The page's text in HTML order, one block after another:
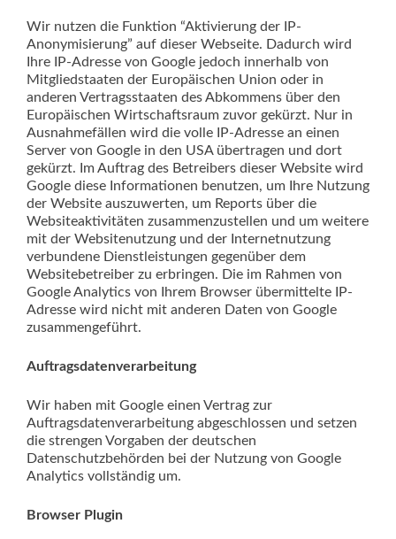
Wir nutzen die Funktion “Aktivierung der IP-
Anonymisierung” auf dieser Webseite. Dadurch wird
Ihre IP-Adresse von Google jedoch innerhalb von
Mitgliedstaaten der Europäischen Union oder in
anderen Vertragsstaaten des Abkommens über den
Europäischen Wirtschaftsraum zuvor gekürzt. Nur in
Ausnahmefällen wird die volle IP-Adresse an einen
Server von Google in den USA übertragen und dort
gekürzt. Im Auftrag des Betreibers dieser Website wird
Google diese Informationen benutzen, um Ihre Nutzung
der Website auszuwerten, um Reports über die
Websiteaktivitäten zusammenzustellen und um weitere
mit der Websitenutzung und der Internetnutzung
verbundene Dienstleistungen gegenüber dem
Websitebetreiber zu erbringen. Die im Rahmen von
Google Analytics von Ihrem Browser übermittelte IP-
Adresse wird nicht mit anderen Daten von Google
zusammengeführt.
Auftragsdatenverarbeitung
Wir haben mit Google einen Vertrag zur
Auftragsdatenverarbeitung abgeschlossen und setzen
die strengen Vorgaben der deutschen
Datenschutzbehörden bei der Nutzung von Google
Analytics vollständig um.
Browser Plugin